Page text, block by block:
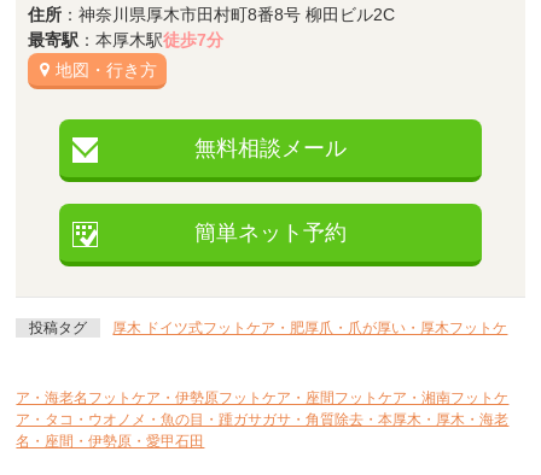
住所 ：神奈川県厚木市田村町8番8号 柳田ビル2C
最寄駅 ：本厚木駅徒歩7分
地図・行き方
無料相談メール
簡単ネット予約
投稿タグ 厚木 ドイツ式フットケア・肥厚爪・爪が厚い・厚木フットケ
ア・海老名フットケア・伊勢原フットケア・座間フットケア・湘南フットケ
ア・タコ・ウオノメ・魚の目・踵ガサガサ・角質除去・本厚木・厚木・海老
名・座間・伊勢原・愛甲石田